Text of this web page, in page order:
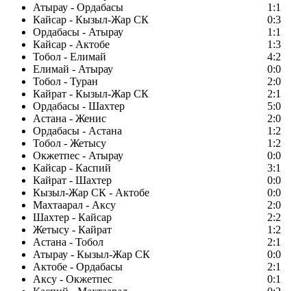
Атырау - Ордабасы
1:1
Кайсар - Кызыл-Жар СК
0:3
Ордабасы - Атырау
1:1
Кайсар - Актобе
1:3
Тобол - Елимай
4:2
Елимай - Атырау
0:0
Тобол - Туран
2:0
Кайрат - Кызыл-Жар СК
2:1
Ордабасы - Шахтер
5:0
Астана - Женис
2:0
Ордабасы - Астана
1:2
Тобол - Жетысу
1:2
Окжетпес - Атырау
0:0
Кайсар - Каспий
3:1
Кайрат - Шахтер
0:0
Кызыл-Жар СК - Актобе
0:0
Махтаарал - Аксу
2:0
Шахтер - Кайсар
2:2
Жетысу - Кайрат
1:2
Астана - Тобол
2:1
Атырау - Кызыл-Жар СК
0:0
Актобе - Ордабасы
2:1
Аксу - Окжетпес
0:1